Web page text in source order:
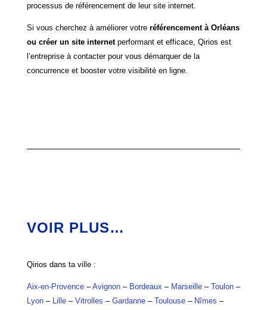
processus de référencement de leur site internet.
Si vous cherchez à améliorer votre référencement à Orléans
ou créer un site internetperformant et efficace, Qirios est
l’entreprise à contacter pour vous démarquer de la
concurrence et booster votre visibilité en ligne.
VOIR PLUS…
Qirios dans ta ville :
Aix-en-Provence–Avignon– Bordeaux – Marseille– Toulon–
Lyon– Lille– Vitrolles – Gardanne– Toulouse– Nîmes –